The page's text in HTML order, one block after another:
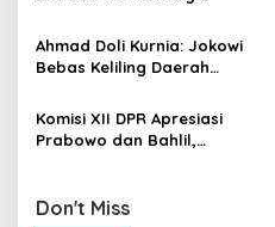
a
t
i
o
n
Tangkal Disinformasi
Ahmad Doli Kurnia: Jokowi
Bebas Keliling Daerah
Berjalan Sepanjang Waktu
Komisi XII DPR Apresiasi
Prabowo dan Bahlil,
Don't Miss